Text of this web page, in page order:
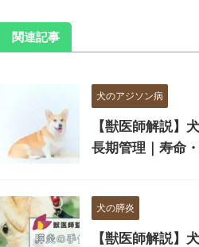
関連記事
犬のアジソン病
【獣医師解説】
長期管理｜寿命
犬の膵炎
【獣医師解説】